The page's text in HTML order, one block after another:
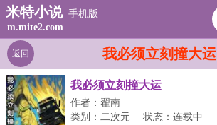
米特小说 手机版
m.mite2.com
我必须立刻撞大运
返回
我必须立刻撞大运
作者：翟南
类别：二次元
状态：连载中